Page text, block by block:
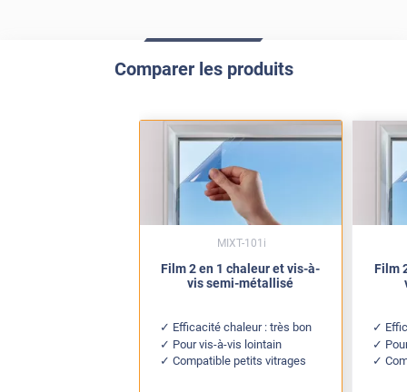
Comparer les produits
Film 2 en 1 chaleur et vis-à-
vis semi-métallisé
Efficacité chaleur : très bon
Pour vis-à-vis lointain
Compatible petits vitrages
MIXT-101i
Film